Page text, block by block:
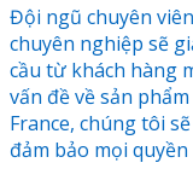
Đội ngũ chuyên
chuyên nghiệp sẽ
cầu từ khách hàng
vấn đề về sản
France, chúng tôi
đảm bảo mọi